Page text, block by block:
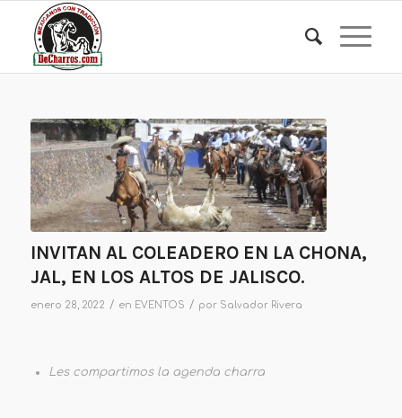
INVITAN AL COLEADERO EN LA CHONA,
JAL, EN LOS ALTOS DE JALISCO.
enero 28, 2022 / en EVENTOS / por Salvador Rivera
Les compartimos la agenda charra